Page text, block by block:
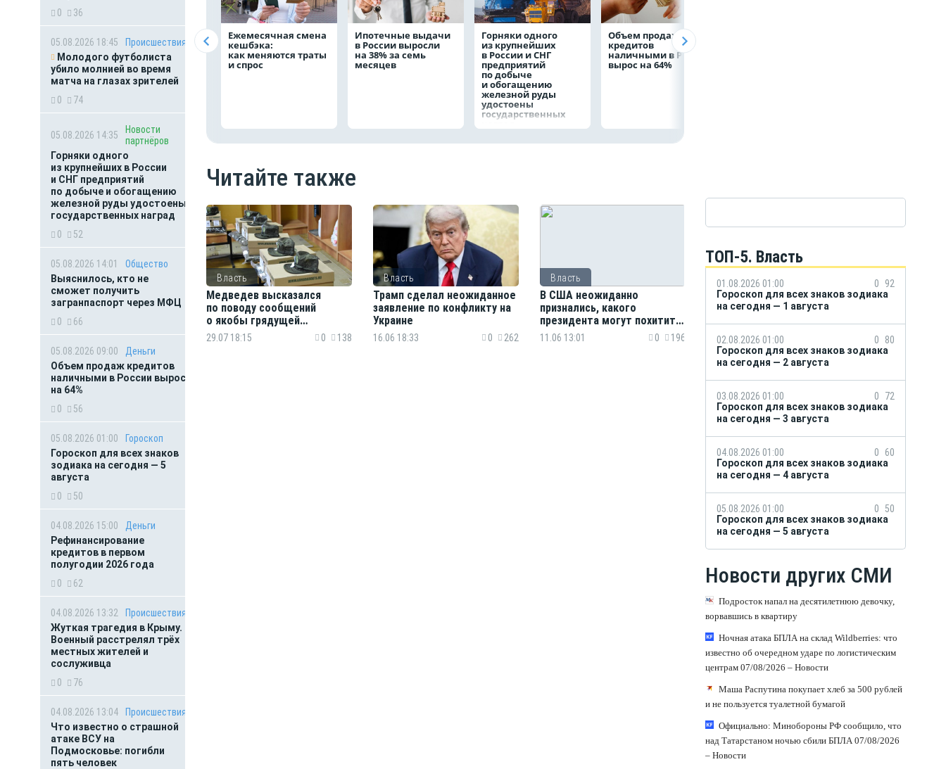
0
36
05.08.2026 18:45
Происшествия
Молодого футболиста
убило молнией во время
матча на глазах зрителей
0
74
05.08.2026 14:35
Новости
партнёров
Горняки одного
из крупнейших в России
и СНГ предприятий
по добыче и обогащению
железной руды удостоены
государственных наград
0
52
05.08.2026 14:01
Общество
Выяснилось, кто не
сможет получить
загранпаспорт через МФЦ
0
66
05.08.2026 09:00
Деньги
Объем продаж кредитов
наличными в России вырос
на 64%
0
56
05.08.2026 01:00
Гороскоп
Гороскоп для всех знаков
зодиака на сегодня — 5
августа
0
50
04.08.2026 15:00
Деньги
Рефинансирование
кредитов в первом
полугодии 2026 года
0
62
04.08.2026 13:32
Происшествия
Жуткая трагедия в Крыму.
Военный расстрелял трёх
местных жителей и
сослуживца
0
76
04.08.2026 13:04
Происшествия
Что известно о страшной
атаке ВСУ на
Подмосковье: погибли
пять человек
Ежемесячная смена
кешбэка:
как меняются траты
и спрос
Ипотечные выдачи
в России выросли
на 38% за семь
месяцев
Горняки одного
из крупнейших
в России и СНГ
предприятий
по добыче
и обогащению
железной руды
удостоены
государственных
наград
Объем продаж
кредитов
наличными в России
вырос на 64%
Читайте также
Власть
Медведев высказался
по поводу сообщений
о якобы грядущей
мобилизации
29.07 18:15 0 138
Власть
Трамп сделал неожиданное
заявление по конфликту на
Украине
16.06 18:33 0 262
Власть
В США неожиданно
признались, какого
президента могут похитить
следующим
11.06 13:01 0 196
ТОП-5. Власть
01.08.2026 01:00 0
92
Гороскоп для всех знаков зодиака
на сегодня — 1 августа
02.08.2026 01:00 0
80
Гороскоп для всех знаков зодиака
на сегодня — 2 августа
03.08.2026 01:00 0
72
Гороскоп для всех знаков зодиака
на сегодня — 3 августа
04.08.2026 01:00 0
60
Гороскоп для всех знаков зодиака
на сегодня — 4 августа
05.08.2026 01:00 0 50
Гороскоп для всех знаков зодиака
на сегодня — 5 августа
Новости других СМИ
Подросток напал на десятилетнюю девочку,
ворвавшись в квартиру
Ночная атака БПЛА на склад Wildberries: что
известно об очередном ударе по логистическим
центрам 07/08/2026 – Новости
Маша Распутина покупает хлеб за 500 рублей
и не пользуется туалетной бумагой
Официально: Минобороны РФ сообщило, что
над Татарстаном ночью сбили БПЛА 07/08/2026
– Новости